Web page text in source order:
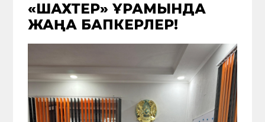
«ШАХТЕР» ҚҰРАМЫНДА
ЖАҢА БАПКЕРЛЕР!